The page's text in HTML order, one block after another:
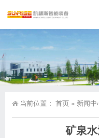
当前位置： 首页 » 新闻中
矿泉